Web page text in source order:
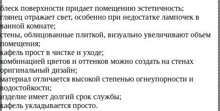
блеск поверхности придает помещению эстетичность;
глянец отражает свет, особенно при недостатке лампочек в
ванной комнате;
стены, облицованные плиткой, визуально увеличивают объем
помещения;
кафель прост в чистке и уходе;
комбинацией цветов и оттенков можно создать на стенах
оригинальный дизайн;
материал отличается высокой степенью огнеупорности и
водостойкости;
изделие имеет долгий срок службы;
кафель укладывается просто.